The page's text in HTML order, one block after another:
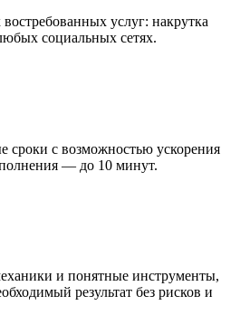
услуг: накрутка
социальных сетях.
сроки с возможностью ускорения
— до 10 минут.
и понятные инструменты,
результат без рисков и